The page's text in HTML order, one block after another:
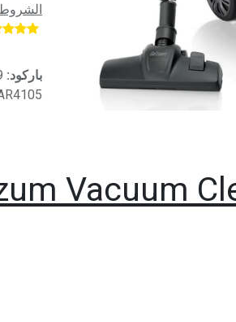
الشروط
باركود:
Vacuum